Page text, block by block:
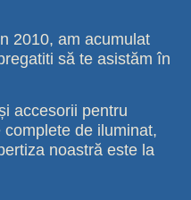
2010, am acumulat
să te asistăm în
accesorii pentru
de iluminat,
noastră este la